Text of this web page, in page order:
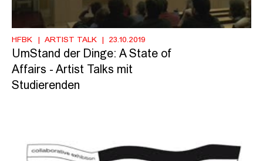
HFBK ARTIST TALK 23.10.2019
UmStand der Dinge: A State of
Affairs - Artist Talks mit
Studierenden